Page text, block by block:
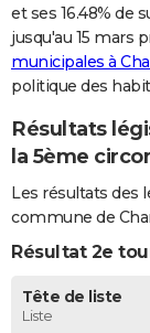
S'inscrire
Se connecter
Lycées
Collèges
Primaires
Universités
Entreprises
Service militaire
Avis de recherche
AVIS DE DÉCÈS
FORUM
et ses 16.48% de
jusqu'au 15 mars
municipales à
politique des
Résultats
la 5ème
Les résultats des
commune de
Résultat 2e
Tête de liste
Liste